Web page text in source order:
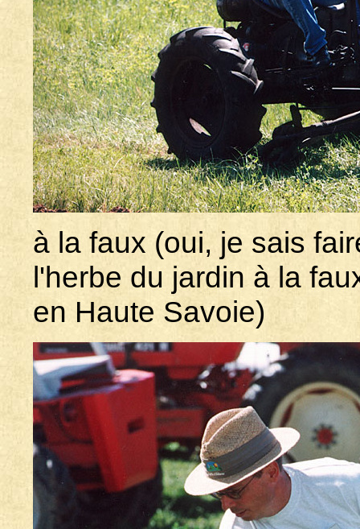
à la faux (oui, je sais
l'herbe du jardin à la
en Haute Savoie)